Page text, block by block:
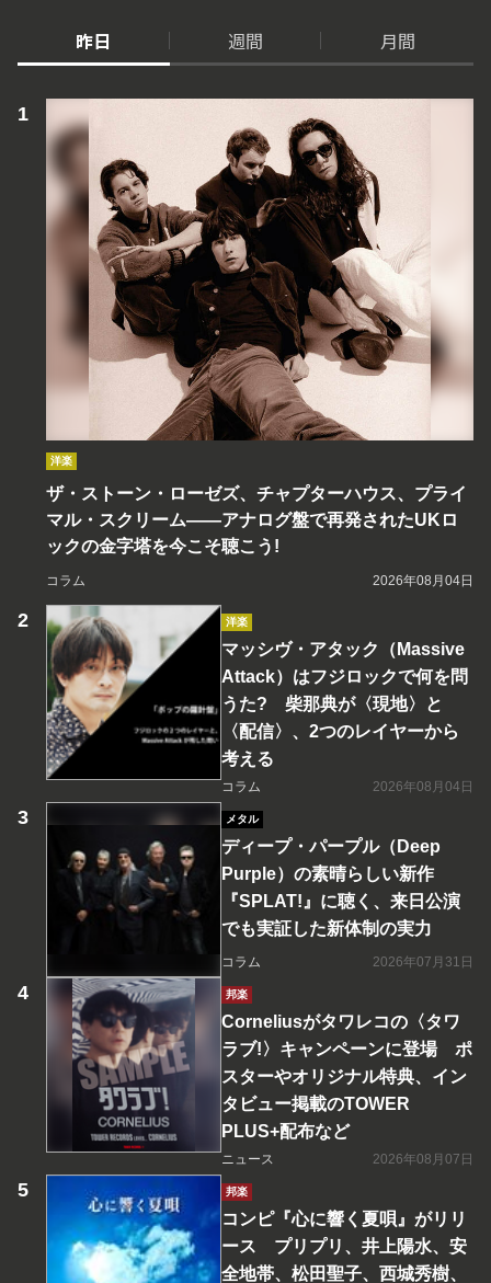
昨日 週間 月間
洋楽
ザ・ストーン・ローゼズ、チャプターハウス、プライ
マル・スクリーム――アナログ盤で再発されたUKロ
ックの金字塔を今こそ聴こう!
コラム 2026年08月04日
洋楽
マッシヴ・アタック（Massive
Attack）はフジロックで何を問
うた? 柴那典が〈現地〉と
〈配信〉、2つのレイヤーから
考える
コラム 2026年08月04日
メタル
ディープ・パープル（Deep
Purple）の素晴らしい新作
『SPLAT!』に聴く、来日公演
でも実証した新体制の実力
コラム 2026年07月31日
邦楽
Corneliusがタワレコの〈タワ
ラブ!〉キャンペーンに登場 ポ
スターやオリジナル特典、イン
タビュー掲載のTOWER
PLUS+配布など
ニュース 2026年08月07日
邦楽
コンピ『心に響く夏唄』がリリ
ース プリプリ、井上陽水、安
全地帯、松田聖子、西城秀樹、